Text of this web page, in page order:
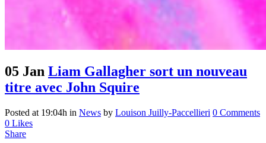
05 Jan Liam Gallagher sort un nouveau
titre avec John Squire
Posted at 19:04h in News by Louison Juilly-Paccellieri 0 Comments
0 Likes
Share